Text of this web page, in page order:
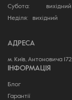
Субота: вихідний
Неділя: вихідний
АДРЕСА
м. Київ, Антоновича 172
ІНФОРМАЦІЯ
Блог
Гарантії